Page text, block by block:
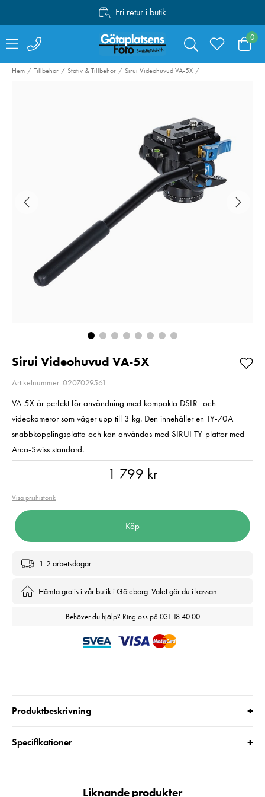
Fri retur i butik
Personlig service
Fri frakt över 1000:-
0
Hem Tillbehör Stativ & Tillbehör Sirui Videohuvud VA-5X
Sirui Videohuvud VA-5X
Artikelnummer: 0207029561
VA-5X är perfekt för användning med kompakta DSLR- och
videokameror som väger upp till 3 kg. Den innehåller en TY-70A
snabbkopplingsplatta och kan användas med SIRUI TY-plattor med
Arca-Swiss standard.
1 799 kr
Visa prishistorik
Köp
1-2 arbetsdagar
Hämta gratis i vår butik i Göteborg. Valet gör du i kassan
Behöver du hjälp? Ring oss på 031 18 40 00
Produktbeskrivning +
Specifikationer +
Liknande produkter